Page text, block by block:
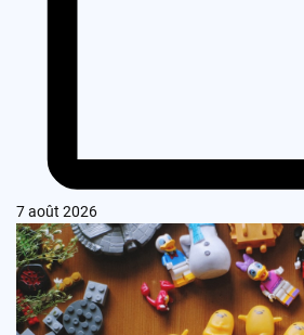
7 août 2026